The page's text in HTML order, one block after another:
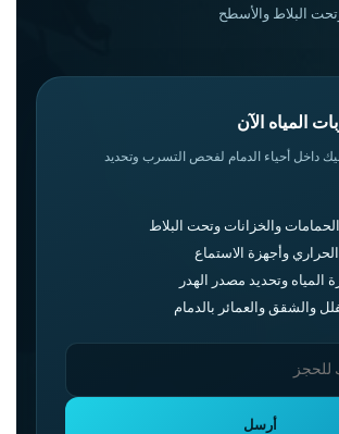
البلاط والأسطح
المياه الآن
داخل أحياء الدمام لفحص التسرب وتحديد
والخزانات وتحت البلاط
وأجهزة الاستماع
المياه وتحديد مصدر الهدر
والشقق والعمائر بالدمام
أرسل